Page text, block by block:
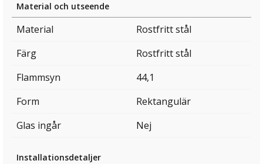
Material och utseende
Material
Rostfritt stål
Färg
Rostfritt stål
Flammsyn
44,1
Form
Rektangulär
Glas ingår
Nej
Installationsdetaljer